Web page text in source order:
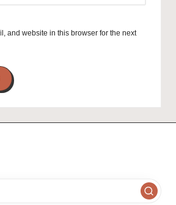
and website in this browser for the next